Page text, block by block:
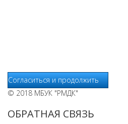
Согласиться и продолжить
© 2018 МБУК "РМДК"
ОБРАТНАЯ СВЯЗЬ